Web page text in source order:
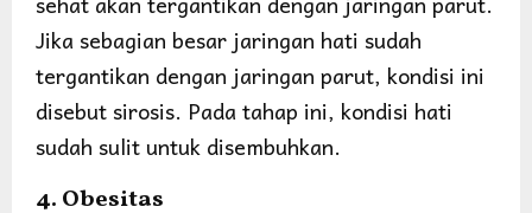
Jika sebagian besar jaringan hati sudah
tergantikan dengan jaringan parut, kondisi ini
disebut sirosis. Pada tahap ini, kondisi hati
sudah sulit untuk disembuhkan.
4. Obesitas